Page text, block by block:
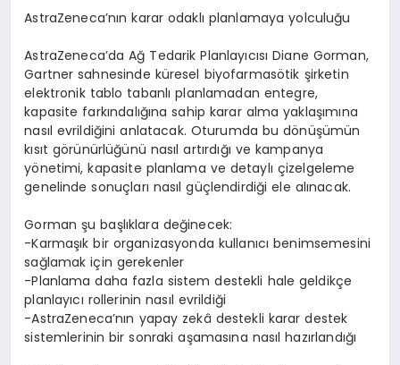
AstraZeneca’nın karar odaklı planlamaya yolculuğu
AstraZeneca’da Ağ Tedarik PlanlayıcısıDiane Gorman,
Gartner sahnesinde küresel biyofarmasötik şirketin
elektronik tablo tabanlıplanlamadan entegre,
kapasite farkındalığına sahip karar alma yaklaşımına
nasıl evrildiğini anlatacak. Oturumda bu dönüşümün
kısıt görünürlüğünü nasıl artırdığı ve kampanya
yönetimi, kapasite planlama ve detaylı çizelgeleme
genelinde sonuçları nasıl güçlendirdiği ele alınacak.
Gormanşu başlıklara değinecek:
-Karmaşık bir organizasyonda kullanıcıbenimsemesini
sağlamak için gerekenler
-Planlama daha fazla sistem destekli hale geldikçe
planlayıcı rollerinin nasıl evrildiği
-AstraZeneca’nın yapay zekâ destekli karar destek
sistemlerinin bir sonraki aşamasına nasıl hazırlandığı